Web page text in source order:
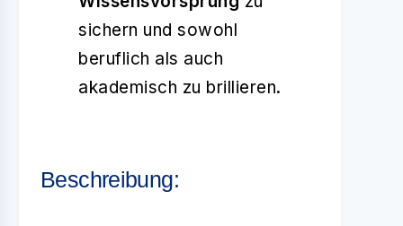
sichern und sowohl
beruflich als auch
akademisch zu brillieren.
Beschreibung: